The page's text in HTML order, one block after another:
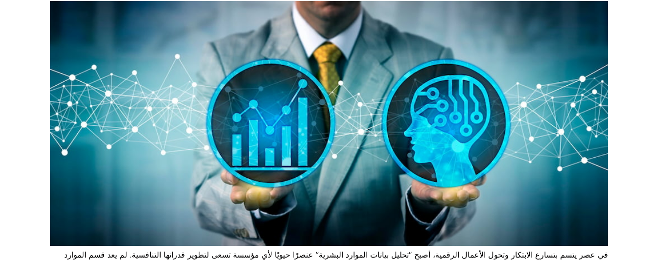
في عصر يتسم بتسارع الابتكار وتحول الأعمال الرقمية، أصبح “تحليل بيانات الموارد البشرية” عنصرًا حيويًا لأي مؤسسة تسعى لتطوير قدراتها التنافسية. لم يعد قسم الموارد